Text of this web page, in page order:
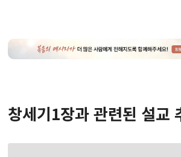
창세기1장과 관련된 설교